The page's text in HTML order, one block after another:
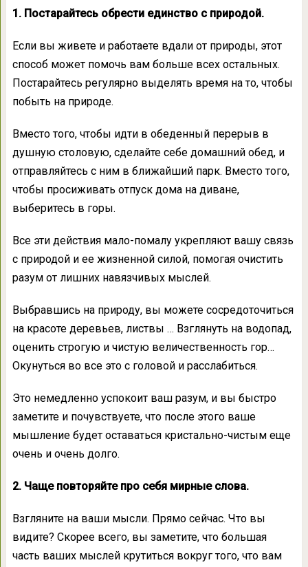
1. Постарайтесь обрести единство с природой.
Если вы живете и работаете вдали от природы, этот
способ может помочь вам больше всех остальных.
Постарайтесь регулярно выделять время на то, чтобы
побыть на природе.
Вместо того, чтобы идти в обеденный перерыв в
душную столовую, сделайте себе домашний обед, и
отправляйтесь с ним в ближайший парк. Вместо того,
чтобы просиживать отпуск дома на диване,
выберитесь в горы.
Все эти действия мало-помалу укрепляют вашу связь
с природой и ее жизненной силой, помогая очистить
разум от лишних навязчивых мыслей.
Выбравшись на природу, вы можете сосредоточиться
на красоте деревьев, листвы … Взглянуть на водопад,
оценить строгую и чистую величественность гор…
Окунуться во все это с головой и расслабиться.
Это немедленно успокоит ваш разум, и вы быстро
заметите и почувствуете, что после этого ваше
мышление будет оставаться кристально-чистым еще
очень и очень долго.
2. Чаще повторяйте про себя мирные слова.
Взгляните на ваши мысли. Прямо сейчас. Что вы
видите? Скорее всего, вы заметите, что большая
часть ваших мыслей крутиться вокруг того, что вам